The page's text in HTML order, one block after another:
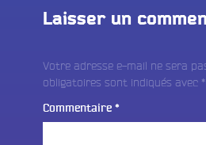
Laisser un
Votre adresse e-mail ne sera
obligatoires sont indiqués avec *
Commentaire *